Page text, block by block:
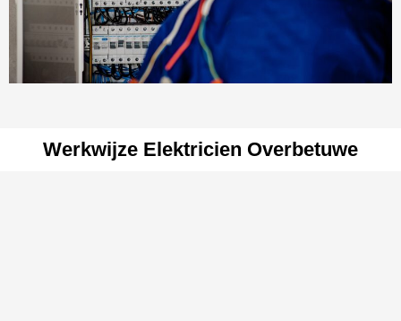
Werkwijze Elektricien Overbetuwe